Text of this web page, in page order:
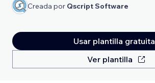
Creada por Qscript Software
Usar plantilla gratuita
Ver plantilla